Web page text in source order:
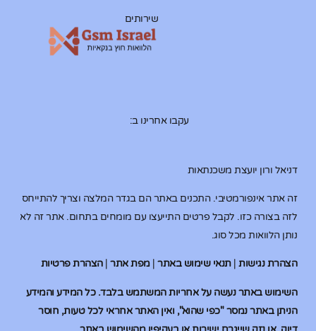
דניאל ורון יועצת משכנתאות
זה אתר אינפורמטיבי. התכנים באתר הם בגדר המלצה וצריך להתייחס
לזה בצורה כזו. לקבל פרטים התייעצו עם מומחים בתחום. אתר זה לא
נותן הלוואות מכל סוג.
הצהרת נגישות|תנאי שימוש באתר|מפת אתר|הצהרת פרטיות
השימוש באתר נעשה על אחריות המשתמש בלבד. כל המידע והמידע
הניתן באתר נמסר "כפי שהוא", ואין האתר אחראי לכל טעות, חוסר
שירותים
עקבו אחרינו ב: